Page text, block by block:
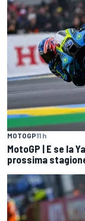
MOTOGP11 h
MotoGP | E se la
prossima